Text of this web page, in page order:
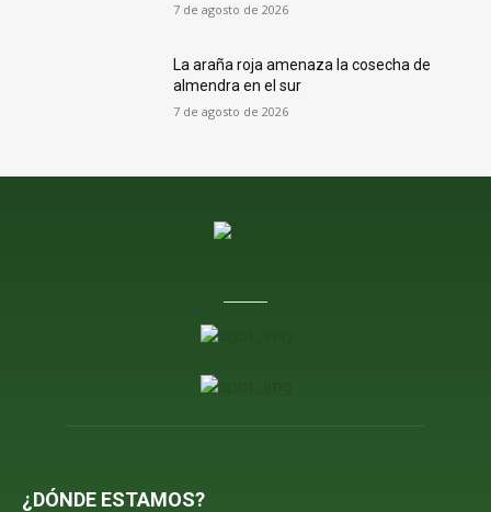
7 de agosto de 2026
La araña roja amenaza la cosecha de
almendra en el sur
7 de agosto de 2026
¿DÓNDE ESTAMOS?